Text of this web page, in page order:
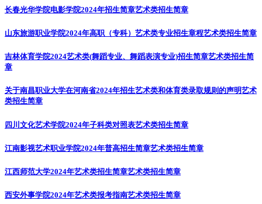
长春光华学院电影学院2024年招生简章艺术类招生简章
山东旅游职业学院2024年高职（专科）艺术类专业招生章程艺术类招生简章
吉林体育学院2024艺术类(舞蹈专业、舞蹈表演专业)招生简章艺术类招生简
章
关于南昌职业大学在河南省2024年招生艺术类和体育类录取规则的声明艺术
类招生简章
四川文化艺术学院2024年子科类对照表艺术类招生简章
江南影视艺术职业学院2024年普高招生简章艺术类招生简章
江西师范大学2024年艺术类招生简章艺术类招生简章
西安外事学院2024年艺术类报考指南艺术类招生简章